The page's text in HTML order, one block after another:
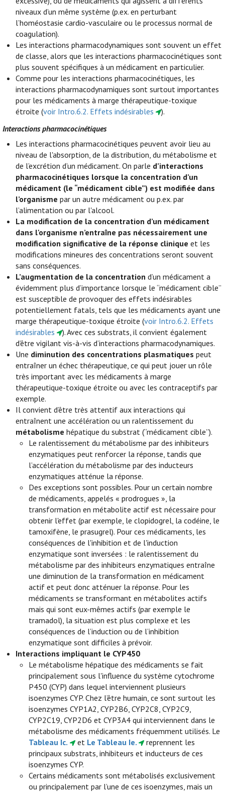
niveaux d’un même système (p.ex. en perturbant
l’homéostasie cardio-vasculaire ou le processus normal de
coagulation).
Les interactions pharmacodynamiques sont souvent un effet
de classe, alors que les interactions pharmacocinétiques sont
plus souvent spécifiques à un médicament en particulier.
Comme pour les interactions pharmacocinétiques, les
interactions pharmacodynamiques sont surtout importantes
pour les médicaments à marge thérapeutique-toxique
étroite (voir Intro.6.2. Effets indésirables
).
Interactions pharmacocinétiques
Les interactions pharmacocinétiques peuvent avoir lieu au
niveau de l'absorption, de la distribution, du métabolisme et
de l’excrétion d’un médicament. On parle d’interactions
pharmacocinétiques lorsque la concentration d’un
médicament (le “médicament cible”) est modifiée dans
l’organisme par un autre médicament ou p.ex. par
l’alimentation ou par l'alcool.
La modification de la concentration d’un médicament
dans l'organisme n’entraîne pas nécessairement une
modification significative de la réponse clinique et les
modifications mineures des concentrations seront souvent
sans conséquences.
L’augmentation de la concentration d’un médicament a
évidemment plus d’importance lorsque le “médicament cible”
est susceptible de provoquer des effets indésirables
potentiellement fatals, tels que les médicaments ayant une
marge thérapeutique-toxique étroite (voir Intro.6.2. Effets
indésirables
). Avec ces substrats, il convient également
d’être vigilant vis-à-vis d’interactions pharmacodynamiques.
Une diminution des concentrations plasmatiques peut
entraîner un échec thérapeutique, ce qui peut jouer un rôle
très important avec les médicaments à marge
thérapeutique-toxique étroite ou avec les contraceptifs par
exemple.
Il convient d’être très attentif aux interactions qui
entraînent une accélération ou un ralentissement du
métabolisme hépatique du substrat (“médicament cible”).
Le ralentissement du métabolisme par des inhibiteurs
enzymatiques peut renforcer la réponse, tandis que
l’accélération du métabolisme par des inducteurs
enzymatiques atténue la réponse.
Des exceptions sont possibles. Pour un certain nombre
de médicaments, appelés « prodrogues », la
transformation en métabolite actif est nécessaire pour
obtenir l'effet (par exemple, le clopidogrel, la codéine, le
tamoxifène, le prasugrel). Pour ces médicaments, les
conséquences de l'inhibition et de l'induction
enzymatique sont inversées : le ralentissement du
métabolisme par des inhibiteurs enzymatiques entraîne
une diminution de la transformation en médicament
actif et peut donc atténuer la réponse. Pour les
médicaments se transformant en métabolites actifs
mais qui sont eux-mêmes actifs (par exemple le
tramadol), la situation est plus complexe et les
conséquences de l’induction ou de l’inhibition
enzymatique sont difficiles à prévoir.
Interactions impliquant le CYP450
Le métabolisme hépatique des médicaments se fait
principalement sous l'influence du système cytochrome
P450 (CYP) dans lequel interviennent plusieurs
isoenzymes CYP. Chez l’être humain, ce sont surtout les
isoenzymes CYP1A2, CYP2B6, CYP2C8, CYP2C9,
CYP2C19, CYP2D6 et CYP3A4 qui interviennent dans le
métabolisme des médicaments fréquemment utilisés. Le
Tableau Ic.
et Le Tableau Ie.
reprennent les
principaux substrats, inhibiteurs et inducteurs de ces
isoenzymes CYP.
Certains médicaments sont métabolisés exclusivement
ou principalement par l’une de ces isoenzymes, mais un